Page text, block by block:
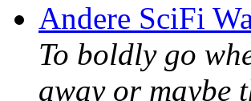
Andere SciFi
To boldly go
away or maybe